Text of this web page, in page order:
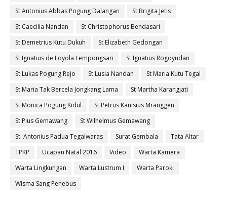
St Antonius Abbas Pogung Dalangan
St Brigita Jetis
St Caecilia Nandan
St Christophorus Bendasari
St Demetrius Kutu Dukuh
St Elizabeth Gedongan
St Ignatius de Loyola Lempongsari
St Ignatius Rogoyudan
St Lukas Pogung Rejo
St Lusia Nandan
St Maria Kutu Tegal
St Maria Tak Bercela Jongkang Lama
St Martha Karangjati
St Monica Pogung Kidul
St Petrus Kanisius Mranggen
St Pius Gemawang
St Wilhelmus Gemawang
St. Antonius Padua Tegalwaras
Surat Gembala
Tata Altar
TPKP
Ucapan Natal 2016 Video
Warta Kamera
Warta Lingkungan
Warta Lustrum I
Warta Paroki
Wisma Sang Penebus